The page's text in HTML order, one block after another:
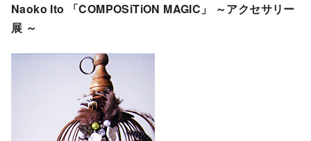
Naoko Ito 「COMPOSiTiON MAGIC」 ～アクセサリー
展 ～